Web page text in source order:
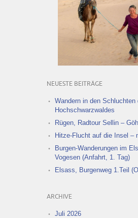
NEUESTE BEITRÄGE
Wandern in den Schluchten
Hochschwarzwaldes
Rügen, Radtour Sellin –
Hitze-Flucht auf die Insel –
Burgen-Wanderungen im
Vogesen (Anfahrt, 1. Tag)
Elsass, Burgenweg 1.Teil
ARCHIVE
Juli 2026